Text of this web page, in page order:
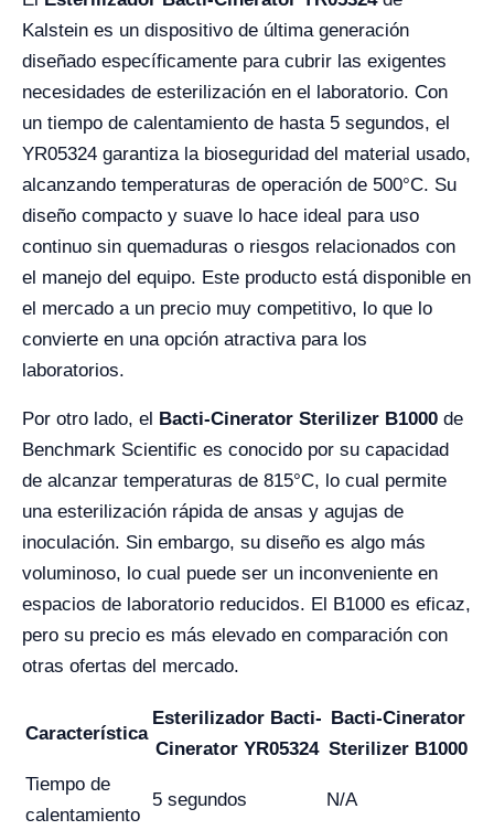
Kalstein es un dispositivo de última generación
diseñado específicamente para cubrir las exigentes
necesidades de esterilización en el laboratorio. Con
un tiempo de calentamiento de hasta 5 segundos, el
YR05324 garantiza la bioseguridad del material usado,
alcanzando temperaturas de operación de 500°C. Su
diseño compacto y suave lo hace ideal para uso
continuo sin quemaduras o riesgos relacionados con
el manejo del equipo. Este producto está disponible en
el mercado a un precio muy competitivo, lo que lo
convierte en una opción atractiva para los
laboratorios.
Por otro lado, el Bacti-Cinerator Sterilizer B1000 de
Benchmark Scientific es conocido por su capacidad
de alcanzar temperaturas de 815°C, lo cual permite
una esterilización rápida de ansas y agujas de
inoculación. Sin embargo, su diseño es algo más
voluminoso, lo cual puede ser un inconveniente en
espacios de laboratorio reducidos. El B1000 es eficaz,
pero su precio es más elevado en comparación con
otras ofertas del mercado.
Característica
Esterilizador Bacti-
Cinerator YR05324
Bacti-Cinerator
Sterilizer B1000
Tiempo de
calentamiento
5 segundos N/A